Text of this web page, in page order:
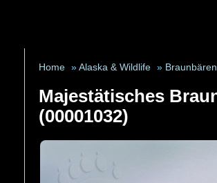
Home » Alaska & Wildlife » Braunbären
Majestätisches
(00001032)